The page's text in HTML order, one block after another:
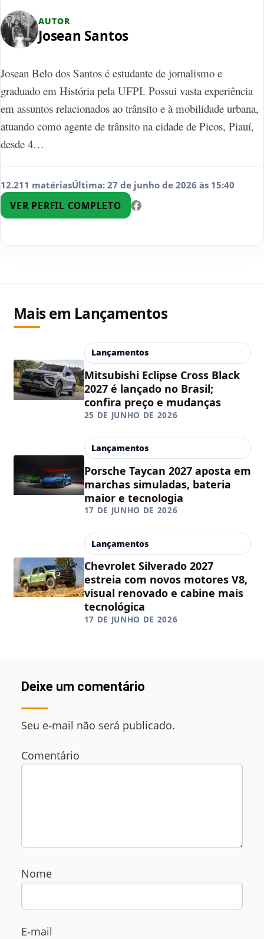
AUTOR
Josean Santos
Josean Belo dos Santos é estudante de jornalismo e
graduado em História pela UFPI. Possui vasta experiência
em assuntos relacionados ao trânsito e à mobilidade urbana,
atuando como agente de trânsito na cidade de Picos, Piauí,
desde 4…
12.211 matériasÚltima: 27 de junho de 2026 às 15:40
VER PERFIL COMPLETO
Mais em Lançamentos
Lançamentos
Mitsubishi Eclipse Cross Black
2027 é lançado no Brasil;
confira preço e mudanças
25 DE JUNHO DE 2026
Lançamentos
Porsche Taycan 2027 aposta em
marchas simuladas, bateria
maior e tecnologia
17 DE JUNHO DE 2026
Lançamentos
Chevrolet Silverado 2027
estreia com novos motores V8,
visual renovado e cabine mais
tecnológica
17 DE JUNHO DE 2026
Deixe um comentário
Seu e‑mail não será publicado.
Comentário
Nome
E‑mail